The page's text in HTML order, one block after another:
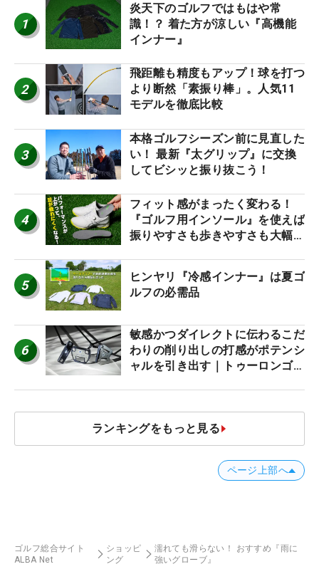
1
炎天下のゴルフではもはや常
識！？ 着た方が涼しい『高機能
インナー』
2
飛距離も精度もアップ！球を打つ
より断然「素振り棒」。人気11
モデルを徹底比較
3
本格ゴルフシーズン前に見直した
い！ 最新『太グリップ』に交換
してビシッと振り抜こう！
4
フィット感がまったく変わる！
『ゴルフ用インソール』を使えば
振りやすさも歩きやすさも大幅に
5
ヒンヤリ『冷感インナー』は夏ゴ
ルフの必需品
6
敏感かつダイレクトに伝わるこだ
わりの削り出しの打感がポテンシ
ャルを引き出す｜トゥーロンゴル
ランキングをもっと見る
ページ上部へ
ゴルフ総合サイト
ALBA Net
ショッピ
ング
濡れても滑らない！ おすすめ『雨に
強いグローブ』